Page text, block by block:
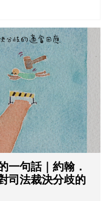
定假日4+1天上路前，台灣
這次修法還將原本只有在
實施辦法》提高到法律位
呢？讓法操為您說明！
一句話｜約翰．
司法裁決分歧的